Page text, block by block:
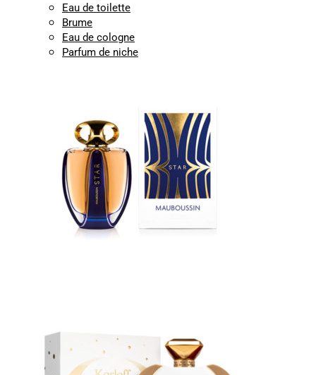
Eau de toilette
Brume
Eau de cologne
Parfum de niche